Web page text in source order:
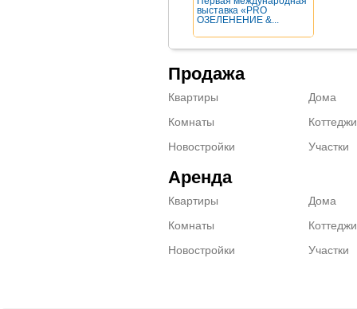
выставка «PRO
ОЗЕЛЕНЕНИЕ &...
Продажа
Квартиры
Комнаты
Новостройки
Дома
Коттеджи
Участки
Аренда
Квартиры
Комнаты
Новостройки
Дома
Коттеджи
Участки